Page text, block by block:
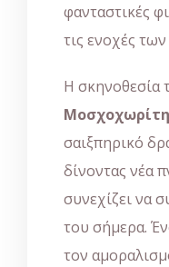
φανταστικές
τις ενοχές
Η σκηνοθεσία
Μοσχοχωρίτη
σαιξπηρικό
δίνοντας νέα
συνεχίζει να
του σήμερα.
τον